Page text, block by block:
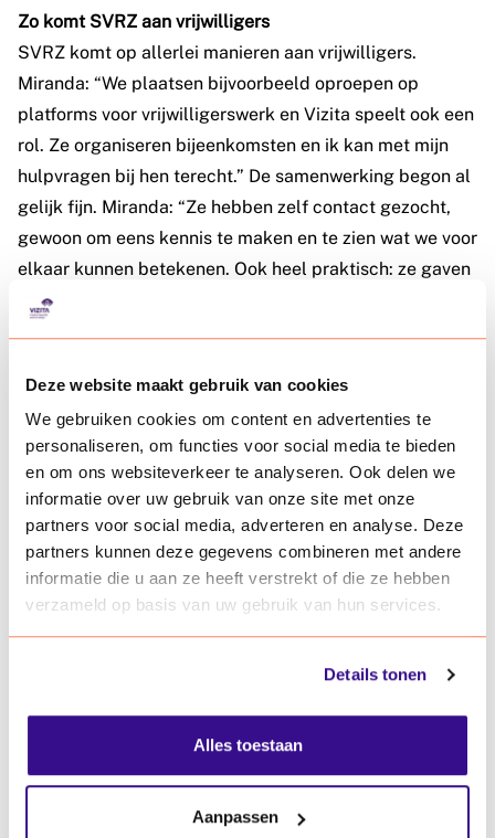
Deze website maakt gebruik van cookies
We gebruiken cookies om content en advertenties te
personaliseren, om functies voor social media te bieden
en om ons websiteverkeer te analyseren. Ook delen we
informatie over uw gebruik van onze site met onze
partners voor social media, adverteren en analyse. Deze
partners kunnen deze gegevens combineren met andere
informatie die u aan ze heeft verstrekt of die ze hebben
verzameld op basis van uw gebruik van hun services.
Details tonen
Alles toestaan
Aanpassen
Zo komt SVRZ aan vrijwilligers
SVRZ komt op allerlei manieren aan vrijwilligers.
Miranda: “We plaatsen bijvoorbeeld oproepen op
platforms voor vrijwilligerswerk en Vizita speelt ook een
rol. Ze organiseren bijeenkomsten en ik kan met mijn
hulpvragen bij hen terecht.” De samenwerking begon al
gelijk fijn. Miranda: “Ze hebben zelf contact gezocht,
gewoon om eens kennis te maken en te zien wat we voor
elkaar kunnen betekenen. Ook heel praktisch: ze gaven
toen gelijk een lijstje met tips en informatie. Ze zijn heel
even om te vragen hoe alles gaat en of ze iets voor ons
kunnen betekenen. Daardoor zijn de lijntjes heel kort. Ik
weet dat ik ze altijd kan bellen om even te sparren en
dat doe ik dan ook. Andersom gebeurt het ook. Laatst
hadden ze iemand die zich bij hen had aangemeld
omdat hij vrijwilligerswerk zocht. Dus wilden ze kijken of
daar een plekje voor was bij ons. Het is gewoon een
fijne, makkelijk benaderbare organisatie. Ze helpen je
echt op weg. Ik denk dat we in de toekomst nog veel
contact zullen hebben. De samenwerking met Vizita
SVRZ (en dus ook Miranda) staat regelmatig op de
vrijwilligersmarkten die Vizita organiseert. Miranda: “Ik